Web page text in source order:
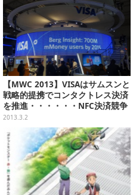
【MWC 2013】VISAはサムスンと
戦略的提携でコンタクトレス決済
を推進・・・・・・NFC決済競争
(2)
2013.3.2